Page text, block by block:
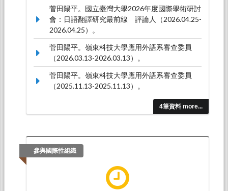
4筆資料 more...
菅田陽平。國立臺灣大學2026年度國際學術研討
會：日語翻譯研究最前線 評論人（2026.04.25-
2026.04.25）。
菅田陽平。嶺東科技大學應用外語系審查委員
（2026.03.13-2026.03.13）。
菅田陽平。嶺東科技大學應用外語系審查委員
（2025.11.13-2025.11.13）。
參與國際性組織